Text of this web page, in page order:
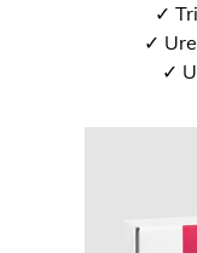
✓
✓
✓